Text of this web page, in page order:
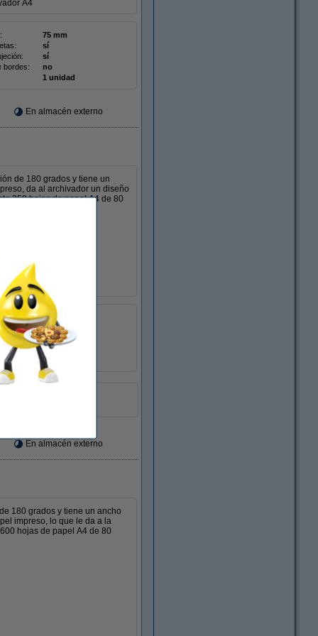
A4
75 mm
sí
sí
bordes:
no
1 unidad
En almacén externo
de 180 grados y tiene un
da al archivador un diseño
350 hojas de papel A4 de 80
A4
50 mm
sí
sí
bordes:
no
1 unidad
En almacén externo
180 grados y tiene un ancho
impreso, lo que le da a la
hojas de papel A4 de 80